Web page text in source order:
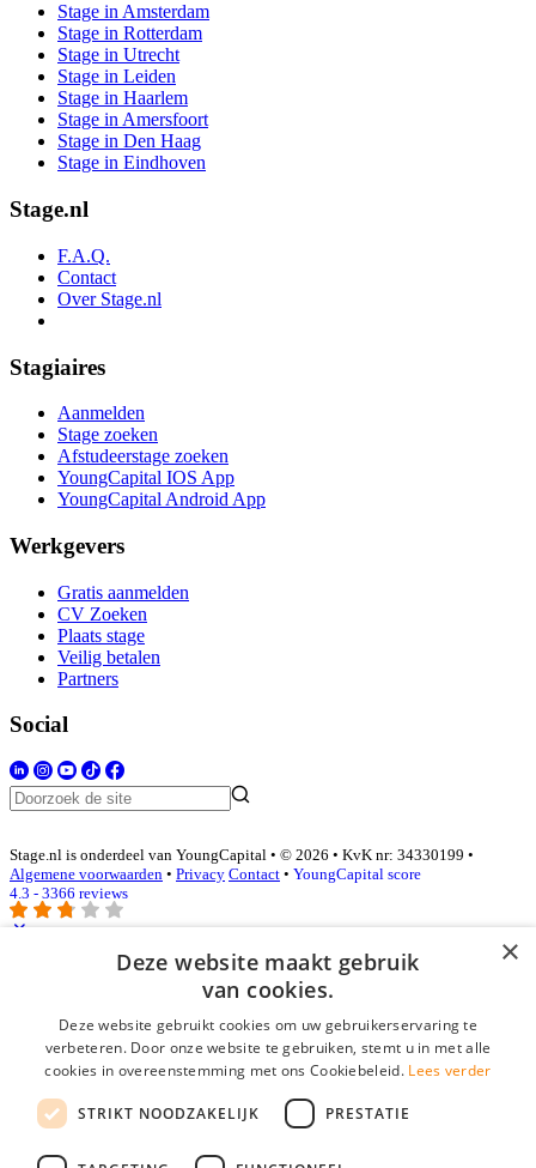
Stage in Amsterdam
Stage in Rotterdam
Stage in Utrecht
Stage in Leiden
Stage in Haarlem
Stage in Amersfoort
Stage in Den Haag
Stage in Eindhoven
Stage.nl
F.A.Q.
Contact
Over Stage.nl
Stagiaires
Aanmelden
Stage zoeken
Afstudeerstage zoeken
YoungCapital IOS App
YoungCapital Android App
Werkgevers
Gratis aanmelden
CV Zoeken
Plaats stage
Veilig betalen
Partners
Social
Stage.nl is onderdeel van YoungCapital • © 2026 • KvK nr: 34330199 •
Algemene voorwaarden • Privacy Contact • YoungCapital score
4.3 - 3366 reviews
Inloggen als bedrijf
E-mail*
Wachtwoord
login gegevens onthouden
×
Deze website maakt gebruik
van cookies.
Deze website gebruikt cookies om uw gebruikerservaring te
verbeteren. Door onze website te gebruiken, stemt u in met alle
cookies in overeenstemming met ons Cookiebeleid. Lees verder
STRIKT NOODZAKELIJK PRESTATIE